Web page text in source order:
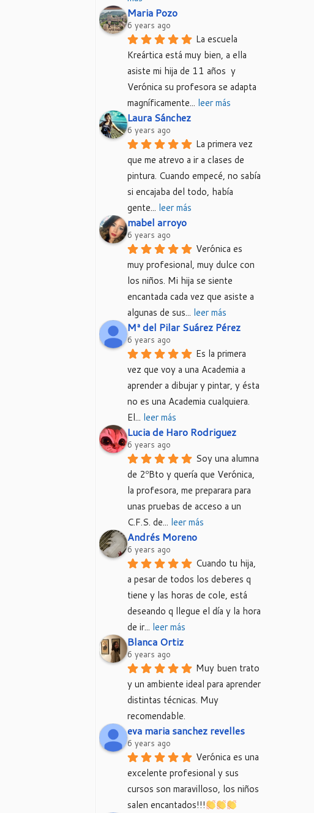
Maria Pozo
6 years ago
La escuela
Kreártica está muy bien, a ella
asiste mi hija de 11 años  y
Verónica su profesora se adapta
magníficamente... leer más
Laura Sánchez
6 years ago
La primera vez
que me atrevo a ir a clases de
pintura. Cuando empecé, no sabía
si encajaba del todo, había
gente... leer más
mabel arroyo
6 years ago
Verónica es
muy profesional, muy dulce con
los niños. Mi hija se siente
encantada cada vez que asiste a
algunas de sus... leer más
Mª del Pilar Suárez Pérez
6 years ago
Es la primera
vez que voy a una Academia a
aprender a dibujar y pintar, y ésta
no es una Academia cualquiera.
El... leer más
Lucia de Haro Rodriguez
6 years ago
Soy una alumna
de 2ºBto y quería que Verónica,
la profesora, me preparara para
unas pruebas de acceso a un
C.F.S. de... leer más
Andrés Moreno
6 years ago
Cuando tu hija,
a pesar de todos los deberes q
tiene y las horas de cole, está
deseando q llegue el día y la hora
de ir... leer más
Blanca Ortiz
6 years ago
Muy buen trato
y un ambiente ideal para aprender
distintas técnicas. Muy
recomendable.
eva maria sanchez revelles
6 years ago
Verónica es una
excelente profesional y sus
cursos son maravilloso, los niños
salen encantados!!!